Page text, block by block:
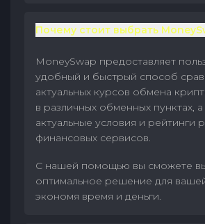
Почему стоит выбрать
MoneySwap предоставляет
удобный и быстрый способ
актуальных курсов обмена
в различных обменных пунктах,
актуальные условия и рейтинги
финансовых сервисов.
С нашей помощью вы сможете
оптимальное решение для
экономя время и деньги.